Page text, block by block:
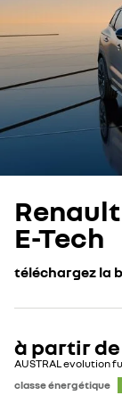
E-Tech
téléchargez la
à partir de
AUSTRAL evolution
classe énergétique